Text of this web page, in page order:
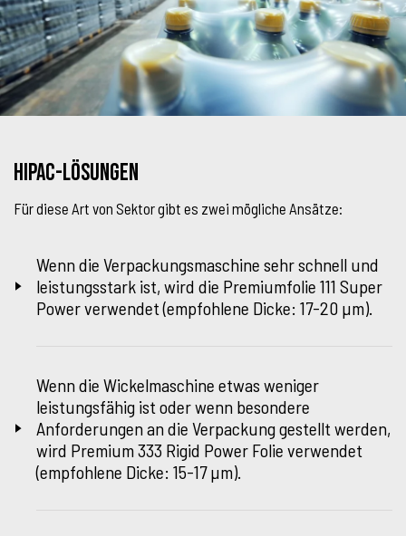
HIPAC-Lösungen
Für diese Art von Sektor gibt es zwei mögliche Ansätze:
Wenn die Verpackungsmaschine sehr schnell und
leistungsstark ist, wird die Premiumfolie 111 Super
Power verwendet (empfohlene Dicke: 17-20 µm).
Wenn die Wickelmaschine etwas weniger
leistungsfähig ist oder wenn besondere
Anforderungen an die Verpackung gestellt werden,
wird Premium 333 Rigid Power Folie verwendet
(empfohlene Dicke: 15-17 µm).